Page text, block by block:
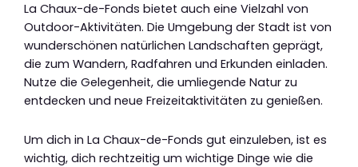
La Chaux-de-Fonds bietet auch eine Vielzahl von
Outdoor-Aktivitäten. Die Umgebung der Stadt ist von
wunderschönen natürlichen Landschaften geprägt,
die zum Wandern, Radfahren und Erkunden einladen.
Nutze die Gelegenheit, die umliegende Natur zu
entdecken und neue Freizeitaktivitäten zu genießen.
Um dich in La Chaux-de-Fonds gut einzuleben, ist es
wichtig, dich rechtzeitig um wichtige Dinge wie die